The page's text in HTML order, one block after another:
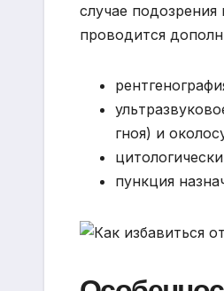
случае
проводится
гноя) и
пункция